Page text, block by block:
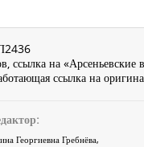
на «Арсеньевские
ссылка на
Георгиевна Гребнёва,